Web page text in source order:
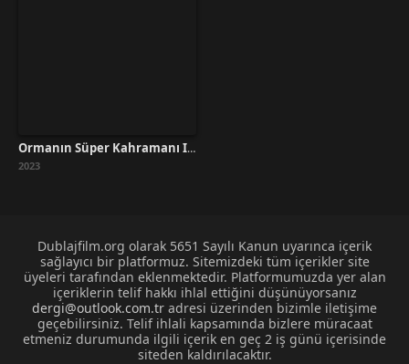
Ormanın Süper Kahramanı İzle
2023
Dublajfilm.org olarak 5651 Sayılı Kanun uyarınca içerik
sağlayıcı bir platformuz. Sitemizdeki tüm içerikler site
üyeleri tarafından eklenmektedir. Platformumuzda yer alan
içeriklerin telif hakkı ihlal ettiğini düşünüyorsanız
dergi@outlook.com.tr adresi üzerinden bizimle iletişime
geçebilirsiniz. Telif ihlali kapsamında bizlere müracaat
etmeniz durumunda ilgili içerik en geç 2 iş günü içerisinde
siteden kaldırılacaktır.